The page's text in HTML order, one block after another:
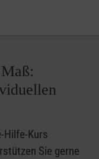
Hilfe-Kurs
Sie gerne